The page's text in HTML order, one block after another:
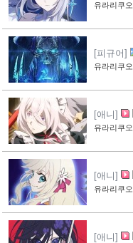
유라리쿠오
[피규어]
작 피규
유라리쿠오
[애니]
로러 ]
유라리쿠오
[애니]
계를 다
유라리쿠오
[애니]